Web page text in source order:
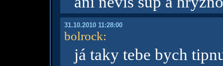
31.10.2010 11:28:00
bolrock:
já taky tebe bych